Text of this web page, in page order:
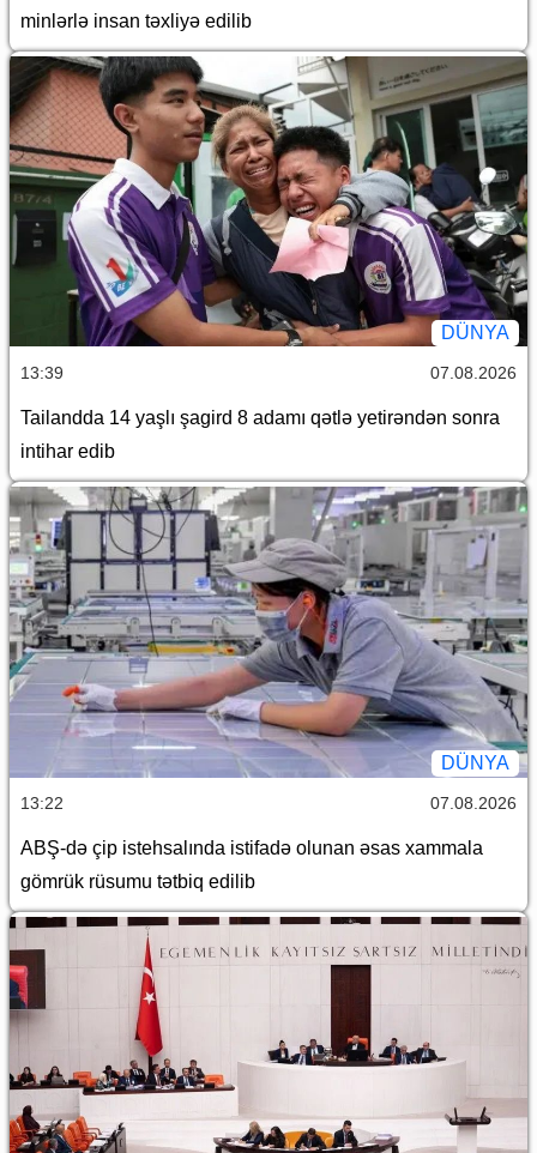
minlərlə insan təxliyə edilib
DÜNYA
13:39 07.08.2026
Tailandda 14 yaşlı şagird 8 adamı qətlə yetirəndən sonra
intihar edib
DÜNYA
13:22 07.08.2026
ABŞ-də çip istehsalında istifadə olunan əsas xammala
gömrük rüsumu tətbiq edilib